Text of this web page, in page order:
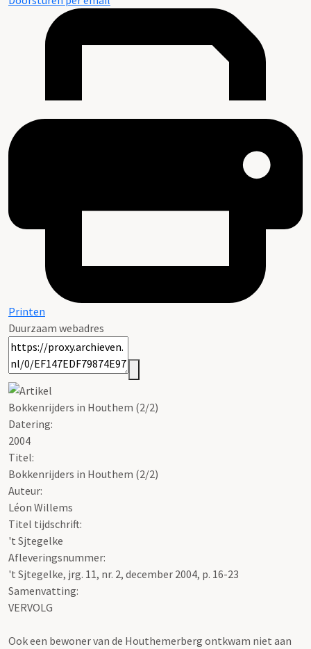
Printen
Duurzaam webadres
Bokkenrijders in Houthem (2/2)
Datering:
2004
Titel:
Bokkenrijders in Houthem (2/2)
Auteur:
Léon Willems
Titel tijdschrift:
't Sjtegelke
Afleveringsnummer:
't Sjtegelke, jrg. 11, nr. 2, december 2004, p. 16-23
Samenvatting:
VERVOLG
Ook een bewoner van de Houthemerberg ontkwam niet aan